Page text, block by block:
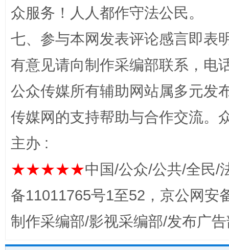
众服务！人人都作守法公民。
七、参与本网发表评论感言即表
有意见请向制作采编部联系，电
公众传媒所有辅助网站属多元发
传媒网的支持帮助与合作交流。
主办 :
★★★★★中国/公众/公共/全民/
备11011765号1至52，京公网安
制作采编部/影视采编部/发布广